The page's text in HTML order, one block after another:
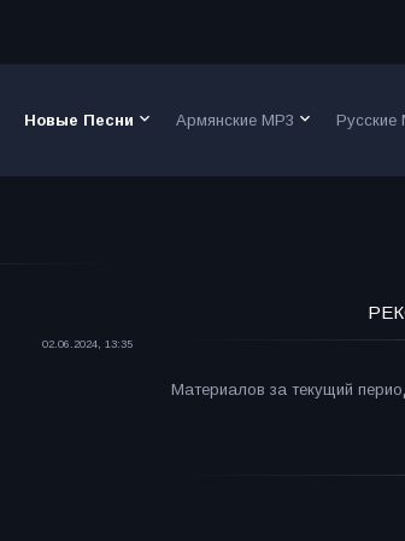
Новые Песни keyboard_arrow_down Армянские MP3 keyboard_arrow_down Русские
02.06.2024, 13:35
Материалов за текущий